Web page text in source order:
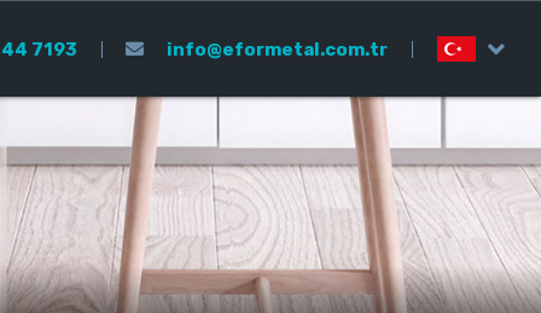
7193 info@eformetal.com.tr